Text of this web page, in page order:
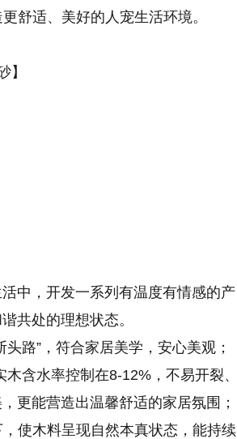
舒适、美好的人宠生活环境。
】
中，开发一系列有温度有情感的产
共处的理想状态。
路”，符合家居美学，安心美观；
含水率控制在8-12%，不易开裂、
更能营造出温馨舒适的家居氛围；
使木料呈现自然本真状态，能持续